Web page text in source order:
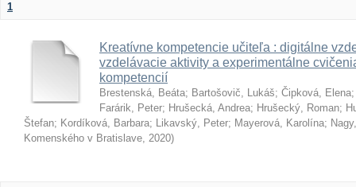
1
Kreatívne kompetencie učiteľa : digitálne
vzdelávacie aktivity a experimentálne
kompetencií
Brestenská, Beáta; Bartošovič, Lukáš; Čipková, Elena
Farárik, Peter; Hrušecká, Andrea; Hrušecký, Roman;
Štefan; Kordíková, Barbara; Likavský, Peter; Mayerová, Karolína;
Komenského v Bratislave, 2020)